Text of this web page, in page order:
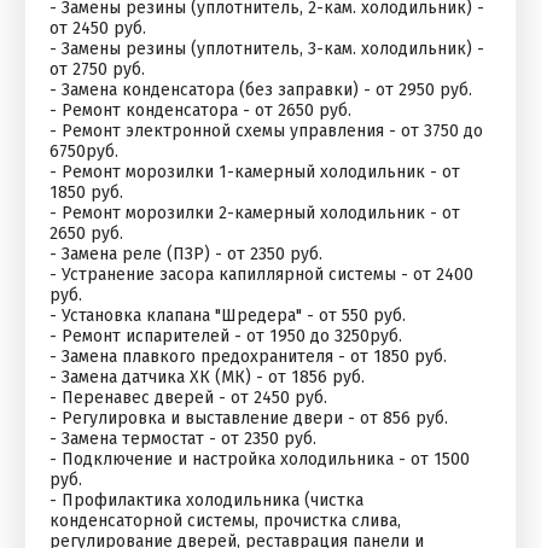
- Замены резины (уплотнитель, 2-кам. холодильник) -
от 2450 руб.
- Замены резины (уплотнитель, 3-кам. холодильник) -
от 2750 руб.
- Замена конденсатора (без заправки) - от 2950 руб.
- Ремонт конденсатора - от 2650 руб.
- Ремонт электронной схемы управления - от 3750 до
6750руб.
- Ремонт морозилки 1-камерный холодильник - от
1850 руб.
- Ремонт морозилки 2-камерный холодильник - от
2650 руб.
- Замена реле (ПЗР) - от 2350 руб.
- Устранение засора капиллярной системы - от 2400
руб.
- Установка клапана "Шредера" - от 550 руб.
- Ремонт испарителей - от 1950 до 3250руб.
- Замена плавкого предохранителя - от 1850 руб.
- Замена датчика ХК (МК) - от 1856 руб.
- Перенавес дверей - от 2450 руб.
- Регулировка и выставление двери - от 856 руб.
- Замена термостат - от 2350 руб.
- Подключение и настройка холодильника - от 1500
руб.
- Профилактика холодильника (чистка
конденсаторной системы, прочистка слива,
регулирование дверей, реставрация панели и